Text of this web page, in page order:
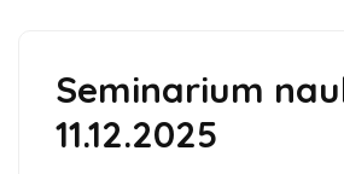
Seminarium
11.12.2025